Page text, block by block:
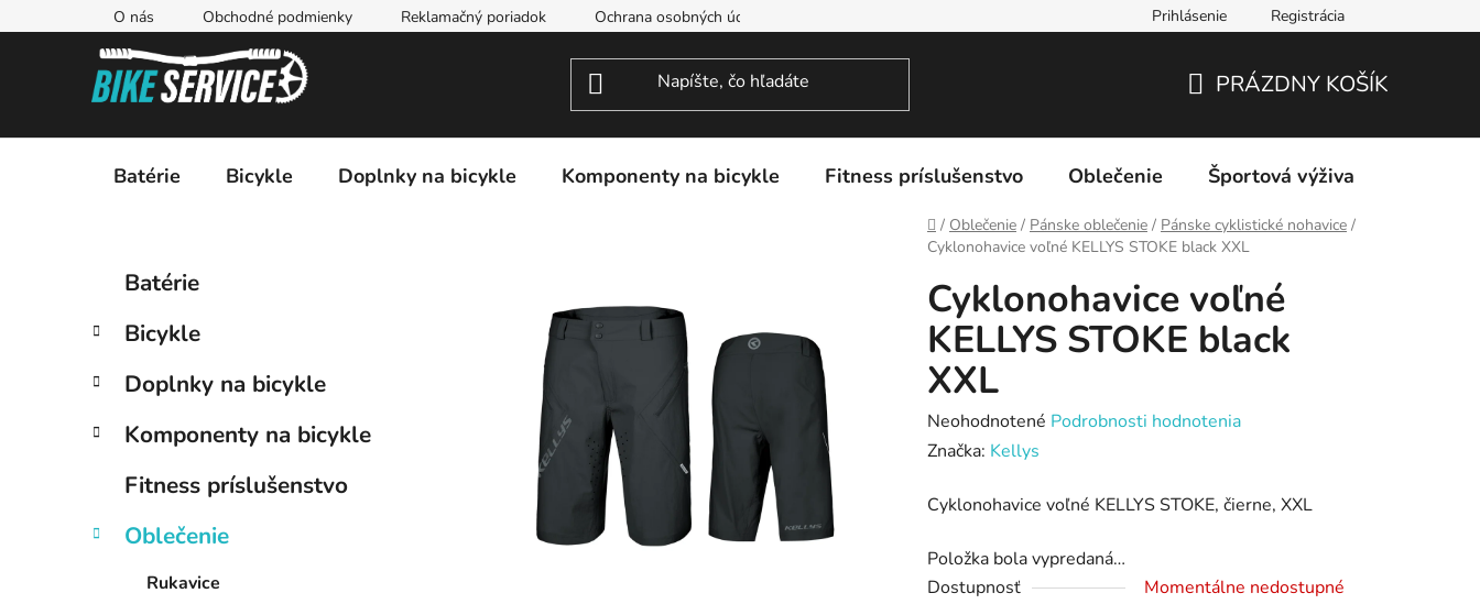
na
O nás Obchodné podmienky Reklamačný poriadok Ochrana osobných údajov Prihlásenie Registrácia
KOŠÍK
PRÁZDNY KOŠÍK
Batérie Bicykle Doplnky na bicykle Komponenty na bicykle Fitness príslušenstvo Oblečenie Športová výživa
Domov
/ Oblečenie / Pánske oblečenie / Pánske cyklistické nohavice /
Cyklonohavice voľné KELLYS STOKE black XXL
č
ý
a
l
Preskočiť
kategórie
e
ó
i
Batérie
Bicykle
Doplnky na bicykle
Komponenty na bicykle
Fitness príslušenstvo
Oblečenie
Rukavice
Cyklonohavice voľné
KELLYS STOKE black
XXL
Priemerné
hodnotenie
je
z
5
Neohodnotené Podrobnosti hodnotenia
Značka: Kellys
Cyklonohavice voľné KELLYS STOKE, čierne, XXL
Položka bola vypredaná…
Dostupnosť
Momentálne nedostupné